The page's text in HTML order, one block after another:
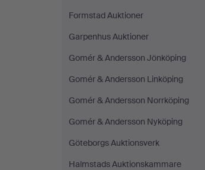
Formstad Auktioner
Garpenhus Auktioner
Gomér & Andersson Jönköping
Gomér & Andersson Linköping
Gomér & Andersson Norrköping
Gomér & Andersson Nyköping
Göteborgs Auktionsverk
Halmstads Auktionskammare